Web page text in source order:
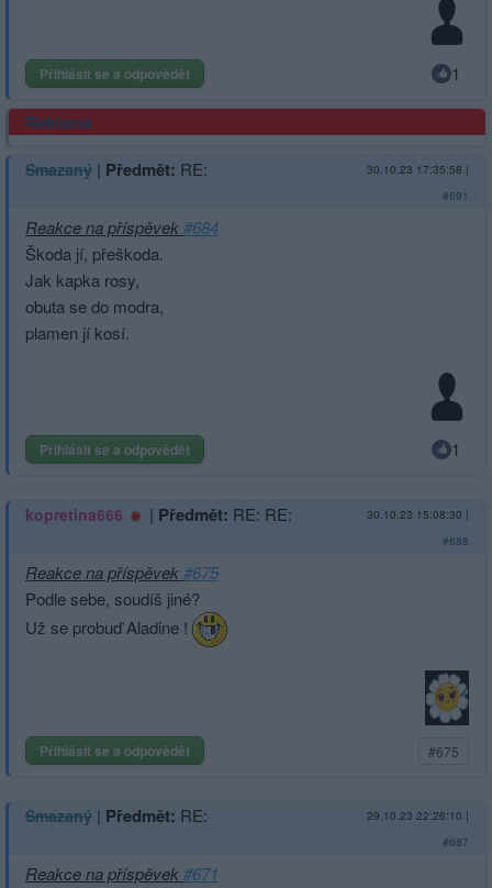
Přihlásit se a odpovědět 1
Reklama
Smazaný | Předmět: RE: 30.10.23 17:35:58 |
#691
Reakce na příspěvek#684
Škoda jí, přeškoda.
Jak kapka rosy,
obuta se do modra,
plamen jí kosí.
Přihlásit se a odpovědět 1
kopretina666 | Předmět: RE: RE: 30.10.23 15:08:30 |
#688
Reakce na příspěvek#675
Podle sebe, soudíš jiné?
Už se probuď Aladine !
Přihlásit se a odpovědět #675
Smazaný | Předmět: RE: 29.10.23 22:26:10 |
#687
Reakce na příspěvek#671